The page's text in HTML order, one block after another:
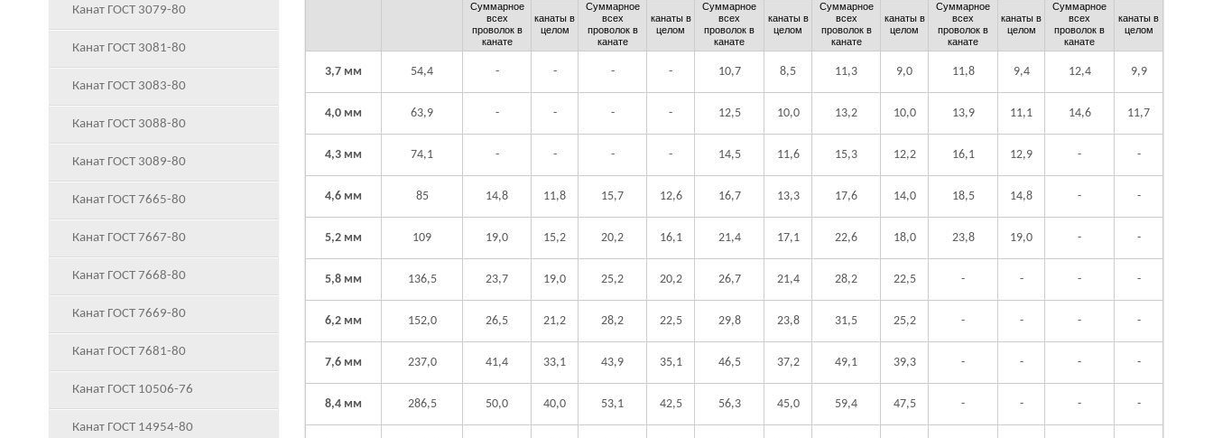
Канат ГОСТ 3079-80
Канат ГОСТ 3081-80
Канат ГОСТ 3083-80
Канат ГОСТ 3088-80
Канат ГОСТ 3089-80
Канат ГОСТ 7665-80
Канат ГОСТ 7667-80
Канат ГОСТ 7668-80
Канат ГОСТ 7669-80
Канат ГОСТ 7681-80
Канат ГОСТ 10506-76
Канат ГОСТ 14954-80
Суммарное
всех
проволок в
канате
канаты в
целом
Суммарное
всех
проволок в
канате
канаты в
целом
Суммарное
всех
проволок в
канате
канаты в
целом
Суммарное
всех
проволок в
канате
канаты в
целом
Суммарное
всех
проволок в
канате
канаты в
целом
Суммарное
всех
проволок в
канате
канаты в
целом
3,7 мм 54,4 - - - - 10,7 8,5 11,3 9,0 11,8 9,4 12,4 9,9
4,0 мм 63,9 - - - - 12,5 10,0 13,2 10,0 13,9 11,1 14,6 11,7
4,3 мм 74,1 - - - - 14,5 11,6 15,3 12,2 16,1 12,9 - -
4,6 мм 85 14,8 11,8 15,7 12,6 16,7 13,3 17,6 14,0 18,5 14,8 - -
5,2 мм 109 19,0 15,2 20,2 16,1 21,4 17,1 22,6 18,0 23,8 19,0 - -
5,8 мм 136,5 23,7 19,0 25,2 20,2 26,7 21,4 28,2 22,5 - - - -
6,2 мм 152,0 26,5 21,2 28,2 22,5 29,8 23,8 31,5 25,2 - - - -
7,6 мм 237,0 41,4 33,1 43,9 35,1 46,5 37,2 49,1 39,3 - - - -
8,4 мм 286,5 50,0 40,0 53,1 42,5 56,3 45,0 59,4 47,5 - - - -